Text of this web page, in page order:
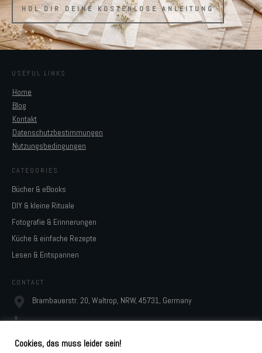
HOL DIR DEINE KOSTENLOSE ANLEITUNG
USEFUL LINKS
Home
Blog
Kontakt
Datenschutzbestimmungen
Nutzungsbedingungen
CATEGORIES
Bücher & eBooks
DIY & kleine Rituale
Fotografie & Erinnerungen
Küche & einfache Rezepte
Lesen & Entspannen
CONTACT
Brambauerstr. 20, Waltrop, NRW, 45731, Germany
monja@digidesignresort.de
Cookies, das muss leider sein!